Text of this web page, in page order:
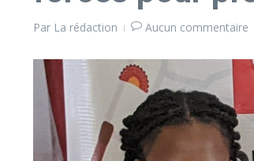
Par La rédaction Aucun commentaire